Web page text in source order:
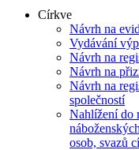
Církve
Návrh na
Vydávání
Návrh na
Návrh na
Návrh na
společností
Nahlížení do
osob, svazů